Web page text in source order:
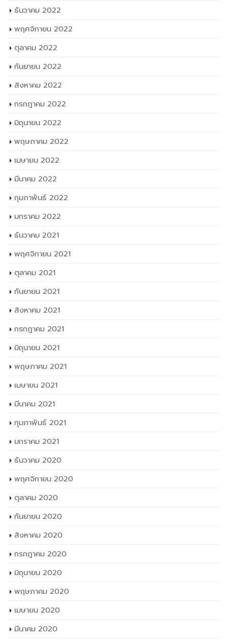
ธันวาคม 2022
พฤศจิกายน 2022
ตุลาคม 2022
กันยายน 2022
สิงหาคม 2022
กรกฎาคม 2022
มิถุนายน 2022
พฤษภาคม 2022
เมษายน 2022
มีนาคม 2022
กุมภาพันธ์ 2022
มกราคม 2022
ธันวาคม 2021
พฤศจิกายน 2021
ตุลาคม 2021
กันยายน 2021
สิงหาคม 2021
กรกฎาคม 2021
มิถุนายน 2021
พฤษภาคม 2021
เมษายน 2021
มีนาคม 2021
กุมภาพันธ์ 2021
มกราคม 2021
ธันวาคม 2020
พฤศจิกายน 2020
ตุลาคม 2020
กันยายน 2020
สิงหาคม 2020
กรกฎาคม 2020
มิถุนายน 2020
พฤษภาคม 2020
เมษายน 2020
มีนาคม 2020